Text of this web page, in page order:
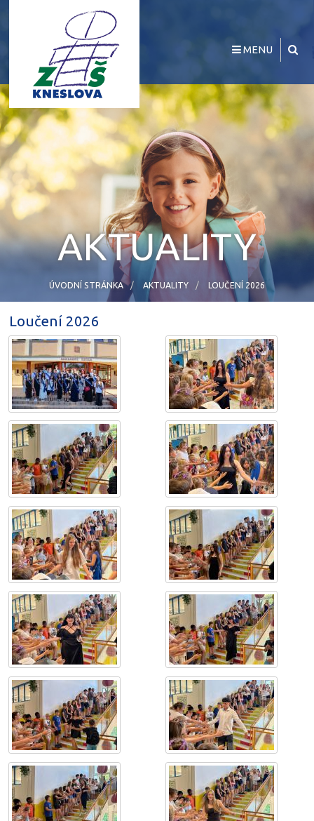
MENU
AKTUALITY
ÚVODNÍ STRÁNKA AKTUALITY LOUČENÍ 2026
Loučení 2026